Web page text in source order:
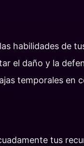
habilidades de
el daño y la
temporales en
tus